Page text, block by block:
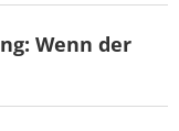
Wenn der